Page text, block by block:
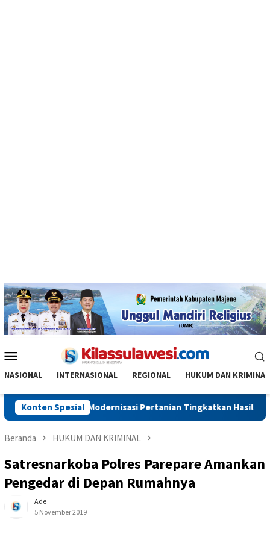
Mobile
NASIONAL INTERNASIONAL REGIONAL HUKUM DAN KRIMINAL
Konten Spesial
AAS Buktikan Modernisasi Pertanian Tingkatkan Hasil Panen
Beranda HUKUM DAN KRIMINAL
Satresnarkoba Polres Parepare Amankan
Pengedar di Depan Rumahnya
Ade
5 November 2019